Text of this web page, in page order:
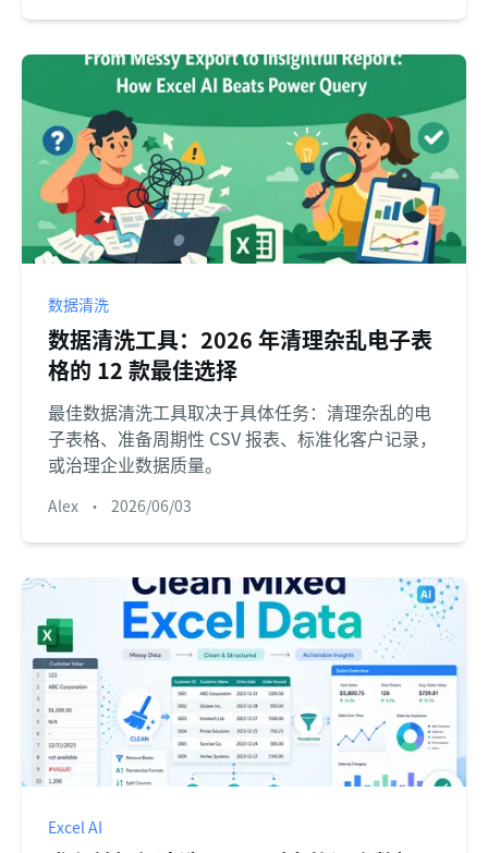
数据清洗
数据清洗工具：2026 年清理杂乱电子表
格的 12 款最佳选择
最佳数据清洗工具取决于具体任务：清理杂乱的电
子表格、准备周期性 CSV 报表、标准化客户记录，
或治理企业数据质量。
Alex • 2026/06/03
Excel AI